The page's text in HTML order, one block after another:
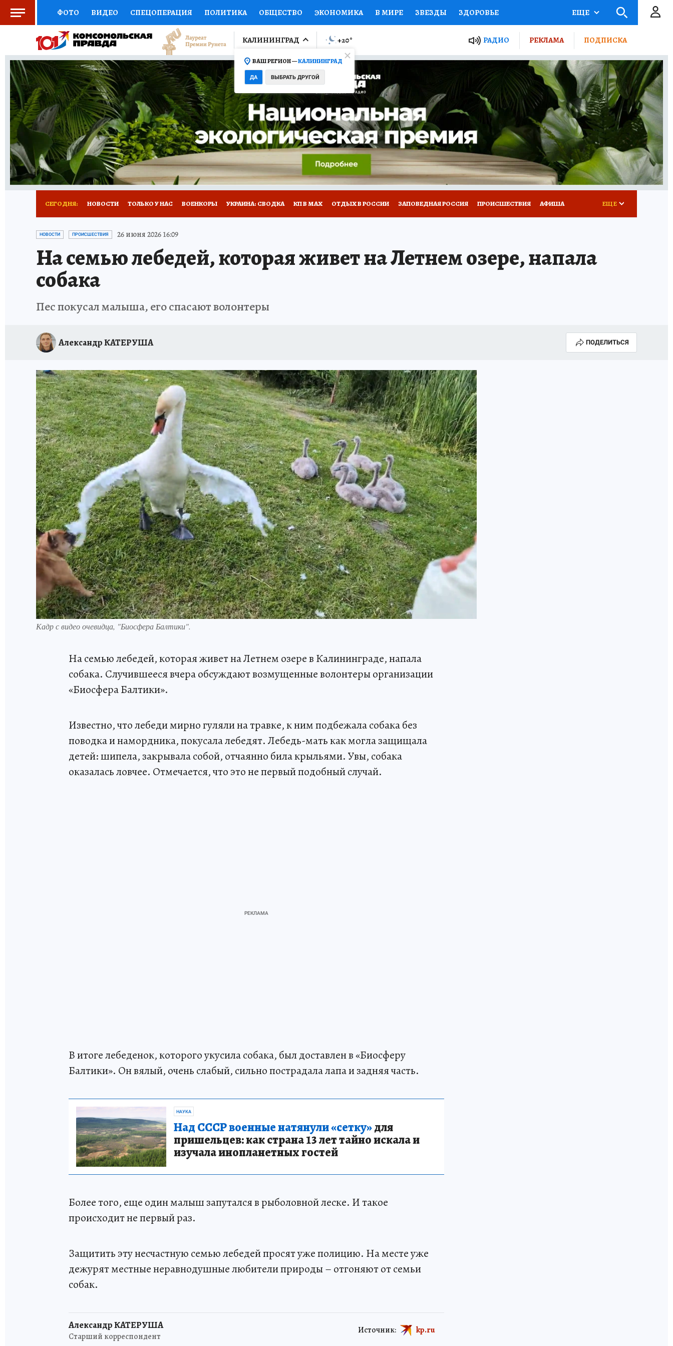
ФОТО ВИДЕО СПЕЦОПЕРАЦИЯ ПОЛИТИКА ОБЩЕСТВО ЭКОНОМИКА В МИРЕ ЗВЕЗДЫ ЗДОРОВЬЕ
СОЦПОДДЕРЖКА НАУКА СПОРТ КОЛУМНИСТЫ ПРОИСШЕСТВИЯ НАЦИОНАЛЬНЫЕ ПРОЕКТЫ РОССИИ
ВЫБОР ЭКСПЕРТОВ ДОКТОР ФИНАНСЫ ОТКРЫВАЕМ МИР Я ЗНАЮ СЕМЬЯ ЖЕНСКИЕ СЕКРЕТЫ ПУТЕВОДИТЕЛЬ
КНИЖНАЯ ПОЛКА ПРОГНОЗЫ НА СПОРТ ПРОМОКОДЫ СЕРИАЛЫ СПЕЦПРОЕКТЫ ДЕФИЦИТ ЖЕЛЕЗА ТУРИЗМ
ПРЕСС-ЦЕНТР НЕДВИЖИМОСТЬ ТЕЛЕВИЗОР КОЛЛЕКЦИИ КОНКУРСЫ РАБОТА У НАС ГИД ПОТРЕБИТЕЛЯ ВСЕ О КП
РАДИО КП РЕКЛАМА ТЕСТЫ НОВОЕ НА САЙТЕ
ЕЩЕ
КАЛИНИНГРАД
ВАШ РЕГИОН —КАЛИНИНГРАД
ДА ВЫБРАТЬ ДРУГОЙ
+20° РАДИО РЕКЛАМА ПОДПИСКА
СЕГОДНЯ: НОВОСТИ ТОЛЬКО У НАС ВОЕНКОРЫ УКРАИНА: СВОДКА КП В МАХ ОТДЫХ В РОССИИ ЗАПОВЕДНАЯ РОССИЯ ПРОИСШЕСТВИЯ АФИША
ИСПЫТАНО НА СЕБЕ
ЕЩЕ
НОВОСТИ ПРОИСШЕСТВИЯ 26 июня 2026 16:09
На семью лебедей, которая живет на Летнем озере, напала
собака
Пес покусал малыша, его спасают волонтеры
Александр КАТЕРУША ПОДЕЛИТЬСЯ
Кадр с видео очевидца, "Биосфера Балтики".
На семью лебедей, которая живет на Летнем озере в Калининграде, напала
собака. Случившееся вчера обсуждают возмущенные волонтеры организации
«Биосфера Балтики».
Известно, что лебеди мирно гуляли на травке, к ним подбежала собака без
поводка и намордника, покусала лебедят. Лебедь-мать как могла защищала
детей: шипела, закрывала собой, отчаянно била крыльями. Увы, собака
оказалась ловчее. Отмечается, что это не первый подобный случай.
В итоге лебеденок, которого укусила собака, был доставлен в «Биосферу
Балтики». Он вялый, очень слабый, сильно пострадала лапа и задняя часть.
НАУКА
Над СССР военные натянули «сетку»для
пришельцев: как страна 13 лет тайно искала и
изучала инопланетных гостей
Более того, еще один малыш запутался в рыболовной леске. И такое
происходит не первый раз.
Защитить эту несчастную семью лебедей просят уже полицию. На месте уже
дежурят местные неравнодушные любители природы – отгоняют от семьи
собак.
Александр КАТЕРУША
Старший корреспондент
Источник: kp.ru